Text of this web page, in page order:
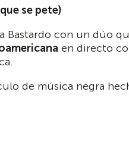
se pete)
Bastardo con un dúo
en directo
de música negra